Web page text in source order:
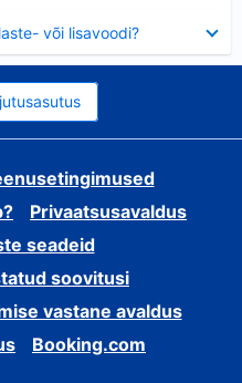
või lisavoodi?
Privaatsusavaldus
seadeid
soovitusi
vastane avaldus
Booking.com